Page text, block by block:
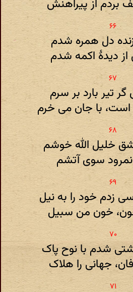
بردم از پیراهنش
دل همره شدم
دیدهٔ اکمه شدم
تیر بارد بر سرم
است، با جان می خرم
خلیل الله خوشم
سوی آتشم
زدم خود را به نیل
خون من سبیل
شدم با نوح پاک
جهانی را هلاک